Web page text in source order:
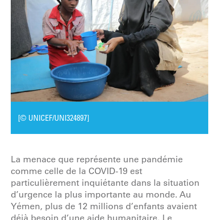
[© UNICEF/UNI324897]
La menace que représente une pandémie
comme celle de la COVID-19 est
particulièrement inquiétante dans la situation
d’urgence la plus importante au monde. Au
Yémen, plus de 12 millions d’enfants avaient